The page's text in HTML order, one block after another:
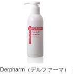
Derpharm（デルファーマ）